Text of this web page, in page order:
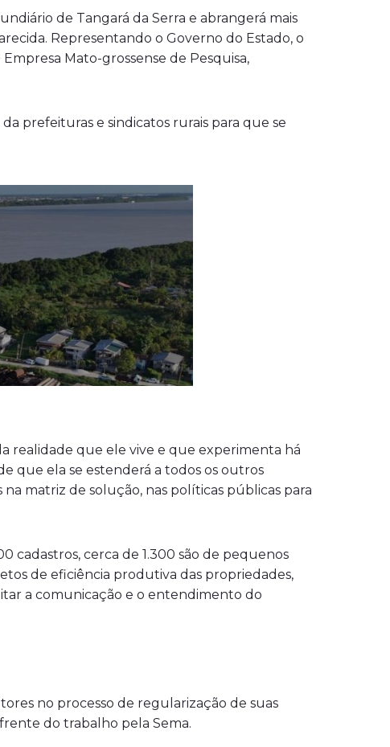
de Tangará da Serra e abrangerá mais
Representando o Governo do Estado, o
Mato-grossense de Pesquisa,
prefeituras e sindicatos rurais para que se
realidade que ele vive e que experimenta há
que ela se estenderá a todos os outros
matriz de solução, nas políticas públicas para
cadastros, cerca de 1.300 são de pequenos
de eficiência produtiva das propriedades,
a comunicação e o entendimento do
no processo de regularização de suas
do trabalho pela Sema.